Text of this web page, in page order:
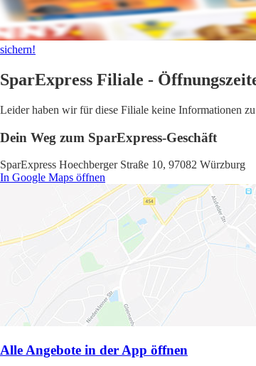
sichern!
SparExpress Filiale -
Leider haben wir für diese Filiale keine Informationen
Dein Weg zum SparExpress-Geschäft
SparExpress Hoechberger Straße 10, 97082 Würzburg
In Google Maps öffnen
Alle Angebote in der App öffnen